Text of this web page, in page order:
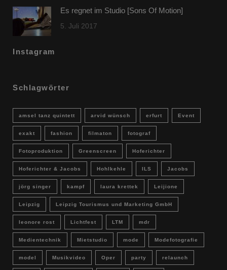
Es regnet im Studio [Sons Of Motion]
5. Juli 2017
Instagram
Schlagwörter
amsel tanz quintett arvid wünsch erfurt Event
exakt fashion filmaton fotograf
Fotoproduktion Greenscreen Hoferichter
Hoferichter & Jacobs Hohlkehle ILS Jacobs
jörg singer kampf laura krettek Leijione
Leipzig Leipzig Tourismus und Marketing GmbH
leonore rost Lichtfest LTM mdr
Medientechnik Mietstudio mode Modefotografie
model Musikvideo Oper party relaunch